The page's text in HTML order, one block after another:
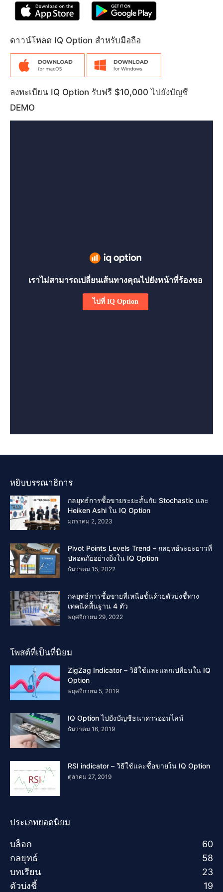
ดาวน์โหลด IQ Option สำหรับมือถือ
ลงทะเบียน IQ Option รับฟรี $10,000 ไปยังบัญชี
DEMO
หยิบบรรณาธิการ
กลยุทธ์การซื้อขายระยะสั้นกับ Stochastic และ
Heiken Ashi ใน IQ Option
มกราคม 2, 2023
Pivot Points Levels Trend – กลยุทธ์ระยะยาวที่
ปลอดภัยอย่างยิ่งใน IQ Option
ธันวาคม 15, 2022
กลยุทธ์การซื้อขายที่เหนือชั้นด้วยตัวบ่งชี้ทาง
เทคนิคพื้นฐาน 4 ตัว
พฤศจิกายน 29, 2022
โพสต์ที่เป็นที่นิยม
ZigZag Indicator – วิธีใช้และแลกเปลี่ยนใน IQ
Option
พฤศจิกายน 5, 2019
IQ Option ไปยังบัญชีธนาคารออนไลน์
ธันวาคม 16, 2019
RSI indicator – วิธีใช้และซื้อขายใน IQ Option
ตุลาคม 27, 2019
ประเภทยอดนิยม
บล็อก
60
กลยุทธ์
58
บทเรียน
23
ตัวบ่งชี้
19